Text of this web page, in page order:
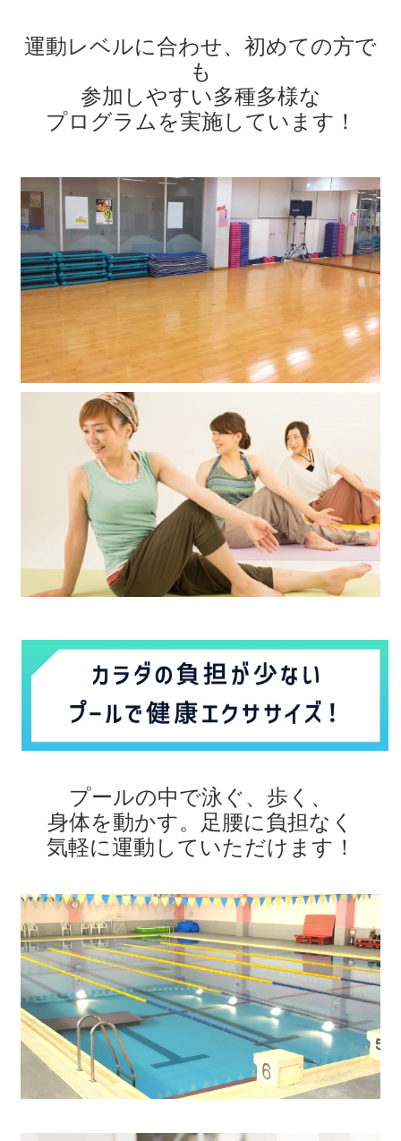
運動レベルに合わせ、初めての方で
も
参加しやすい多種多様な
プログラムを実施しています！
プールの中で泳ぐ、歩く、
身体を動かす。
足腰に負担なく
気軽に運動していただけます ！